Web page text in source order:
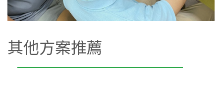
其他方案推薦